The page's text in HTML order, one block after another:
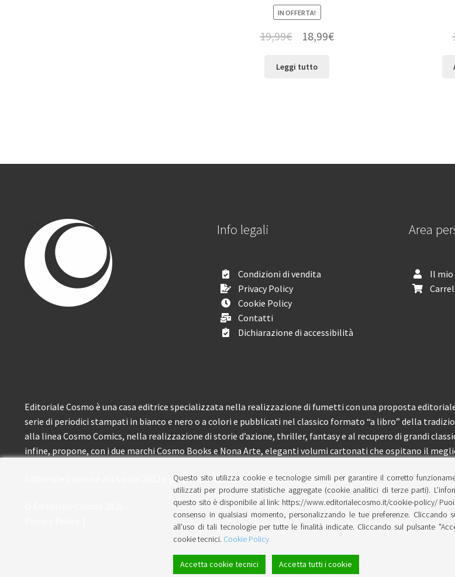
IN OFFERTA!
19,99€ 18,99€
Leggi tutto
Info legali
Condizioni di vendita
Privacy Policy
Cookie Policy
Contatti
Dichiarazione di accessibilità
Area
Il mio
Editoriale Cosmo è una casa editrice specializzata nella realizzazione di fumetti con una proposta
serie di periodici stampati in bianco e nero o a colori e pubblicati nel classico formato “a libro” della
alla linea Cosmo Comics, nella realizzazione di storie d’azione, thriller, fantasy e al recupero di grandi
infine, propone, con i due marchi Cosmo Books e Nona Arte, eleganti volumi cartonati che ospitano il
Editoriale Cosmo è attiva dal 2012 e propone ai lettori circa 150 pubblicazioni l’anno.
Questo sito utilizza cookie e tecnologie simili per garantire il corretto
utilizzati per produrre statistiche aggregate (cookie analitici di terze parti).
questo sito è disponibile al link: https://www.editorialecosmo.it/cookie-policy/
consenso in qualsiasi momento, personalizzando le tue preferenze. Cliccando
all'uso di tali tecnologie per tutte le finalità indicate. Cliccando sul pulsante
cookie tecnici. Cookie Policy
Accetta cookie tecnici Accetta tutti i cookie